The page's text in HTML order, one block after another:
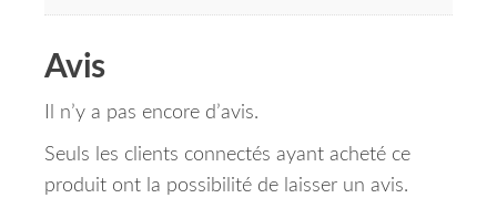
Avis
Il n’y a pas encore d’avis.
Seuls les clients connectés ayant acheté ce
produit ont la possibilité de laisser un avis.